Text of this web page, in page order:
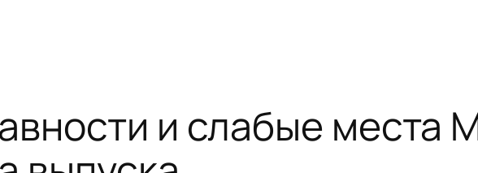
и слабые места